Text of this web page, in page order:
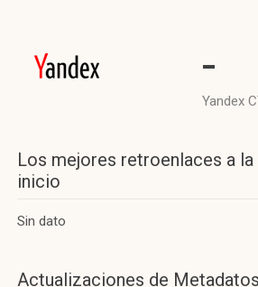
-
Yandex
Los mejores retroenlaces a la
inicio
Sin dato
Actualizaciones de Metadatos